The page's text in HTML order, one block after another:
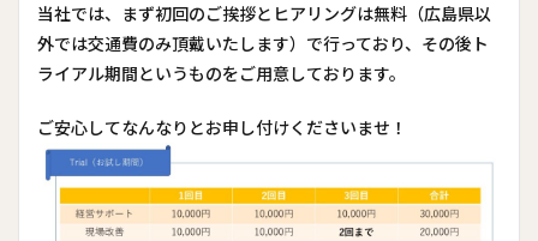
当社では、まず初回のご挨拶とヒアリングは無料（広島県以
外では交通費のみ頂戴いたします）で行っており、その後ト
ライアル期間というものをご用意しております。
ご安心してなんなりとお申し付けくださいませ！